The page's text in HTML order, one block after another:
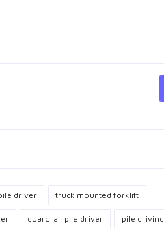
driver truck mounted forklift
guardrail pile driver pile driving